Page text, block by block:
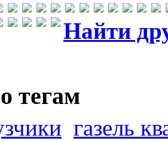
Найти
тегам
газель